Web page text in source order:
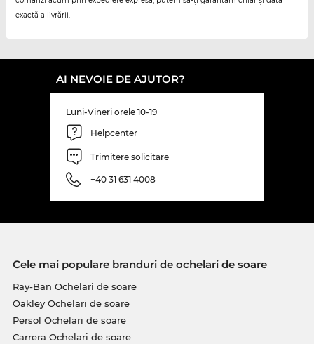
exactă a livrării.
AI NEVOIE DE AJUTOR?
Luni-Vineri orele 10-19
Helpcenter
Trimitere solicitare
+40 31 631 4008
Cele mai populare branduri de ochelari de soare
Ray-Ban Ochelari de soare
Oakley Ochelari de soare
Persol Ochelari de soare
Carrera Ochelari de soare